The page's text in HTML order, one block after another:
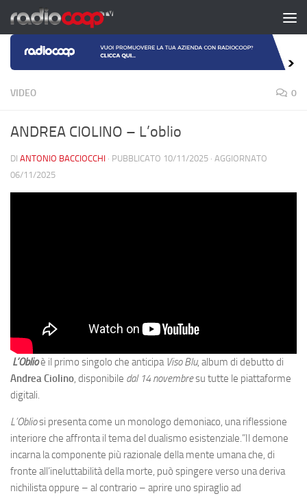
Salta al contenuto
VIDEO 0
ANDREA CIOLINO – L’oblio
DI ANTONIO BACCIOCCHI · PUBBLICATO 10/11/2025 · AGGIORNATO
06/11/2025
L’Oblioè il primo singolo che anticipa Viso Blu, album di debutto di
Andrea Ciolino, disponibile dal 14 novembresu tutte le piattaforme
digitali.
L’Obliosi presenta come un monologo demoniaco, una riflessione
interiore che affronta il tema del dualismo esistenziale.”Il demone
incarna la componente più razionale della mente umana che, di
fronte all’ineluttabilità della morte, può spingere verso una deriva
nichilista oppure – al contrario – aprire uno spiraglio ad